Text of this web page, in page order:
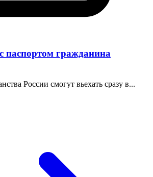
паспортом гражданина
России смогут вьехать сразу в...